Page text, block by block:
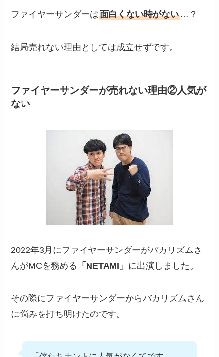
ファイヤーサンダーは面白くない時がない…？
結局売れない理由としては成立せずです。
ファイヤーサンダーが売れない理由②人気が
ない
2022年3月にファイヤーサンダーがバカリズムさ
んがMCを務める 「NETAMI」 に出演しました。
その際にファイヤーサンダーからバカリズムさん
に悩みを打ち明けたのです。